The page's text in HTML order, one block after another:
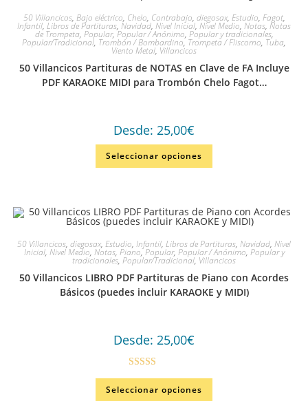
50 Villancicos, Bajo eléctrico, Chelo, Contrabajo, diegosax, Estudio, Fagot,
Infantil, Libros de Partituras, Navidad, Nivel Inicial, Nivel Medio, Notas, Notas
de Trompeta, Popular,Popular / Anónimo, Popular y tradicionales,
Popular/Tradicional, Trombón / Bombardino, Trompeta / Fliscorno, Tuba,
Viento Metal, Villancicos
50 Villancicos Partituras de NOTAS en Clave de FA Incluye
PDF KARAOKE MIDI para Trombón Chelo Fagot…
Desde: 25,00€
Seleccionar opciones
50 Villancicos, diegosax, Estudio, Infantil, Libros de Partituras, Navidad, Nivel
Inicial, Nivel Medio, Notas, Piano,Popular, Popular / Anónimo, Popular y
tradicionales, Popular/Tradicional, Villancicos
50 Villancicos LIBRO PDF Partituras de Piano con Acordes
Básicos (puedes incluir KARAOKE y MIDI)
Desde: 25,00€
Valorado en
5.00de 5
Seleccionar opciones